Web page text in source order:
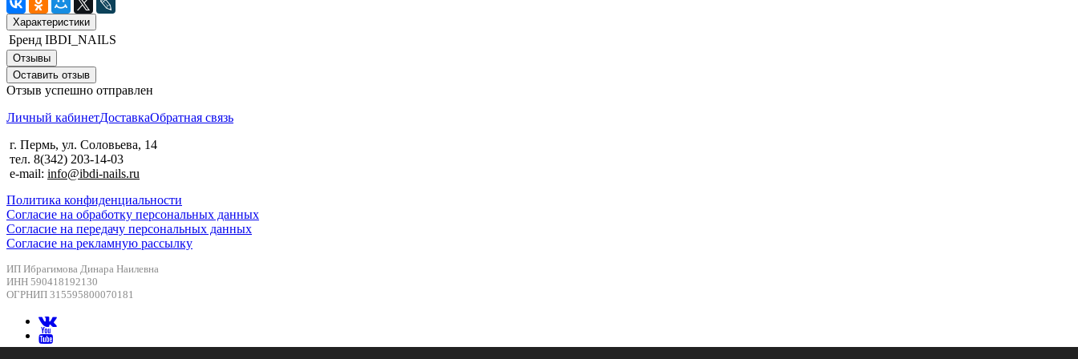
Характеристики
Бренд IBDI_NAILS
Отзывы
Оставить отзыв
Отзыв успешно отправлен
Личный кабинетДоставкаОбратная связь
г. Пермь, ул. Соловьева, 14
тел. 8(342) 203-14-03
e-mail: info@ibdi-nails.ru
Политика конфиденциальности
Согласие на обработку персональных данных
Согласие на передачу персональных данных
Согласие на рекламную рассылку
ИП Ибрагимова Динара Наилевна
ИНН 590418192130
ОГРНИП 315595800070181